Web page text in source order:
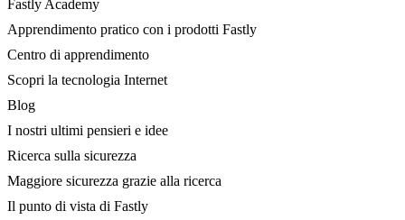
Fastly Academy
Apprendimento pratico con i prodotti Fastly
Centro di apprendimento
Scopri la tecnologia Internet
Blog
I nostri ultimi pensieri e idee
Ricerca sulla sicurezza
Maggiore sicurezza grazie alla ricerca
Il punto di vista di Fastly